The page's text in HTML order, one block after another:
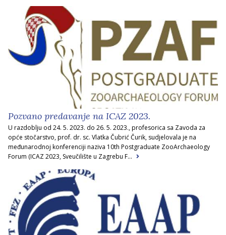
Pozvano predavanje na ICAZ 2023.
U razdoblju od 24. 5. 2023. do 26. 5. 2023., profesorica sa Zavoda za
opće stočarstvo, prof. dr. sc. Vlatka Čubrić Čurik, sudjelovala je na
međunarodnoj konferenciji naziva 10th Postgraduate ZooArchaeology
Forum (ICAZ 2023, Sveučilište u Zagrebu F...